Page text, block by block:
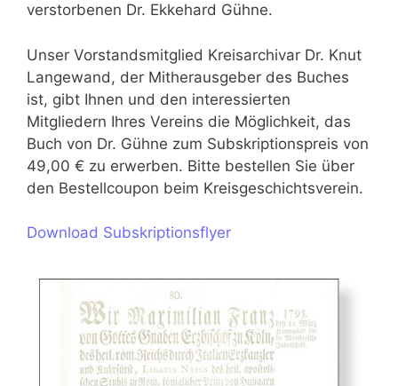
verstorbenen Dr. Ekkehard Gühne.
Unser Vorstandsmitglied Kreisarchivar Dr. Knut
Langewand, der Mitherausgeber des Buches
ist, gibt Ihnen und den interessierten
Mitgliedern Ihres Vereins die Möglichkeit, das
Buch von Dr. Gühne zum Subskriptionspreis von
49,00 € zu erwerben. Bitte bestellen Sie über
den Bestellcoupon beim Kreisgeschichtsverein.
Download Subskriptionsflyer